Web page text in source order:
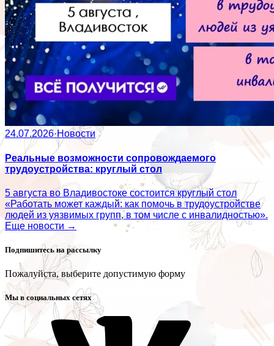
24.07.2026·Новости
Реальные возможности сопровождаемого
трудоустройства: круглый стол
5 августа во Владивостоке состоится круглый стол
«Работать может каждый: как помочь в трудоустройстве
людей из уязвимых групп, в том числе с инвалидностью».
Еще новости →
Подпишитесь на рассылку
Пожалуйста, выберите допустимую форму
Мы в социальных сетях